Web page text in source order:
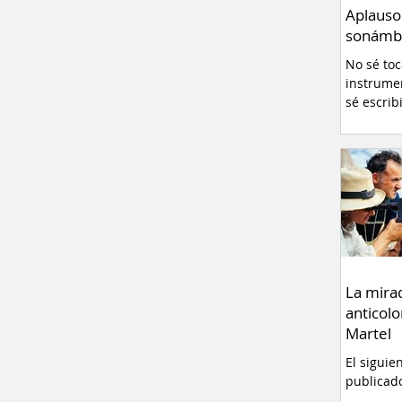
No sé
sé
La
Martel
El